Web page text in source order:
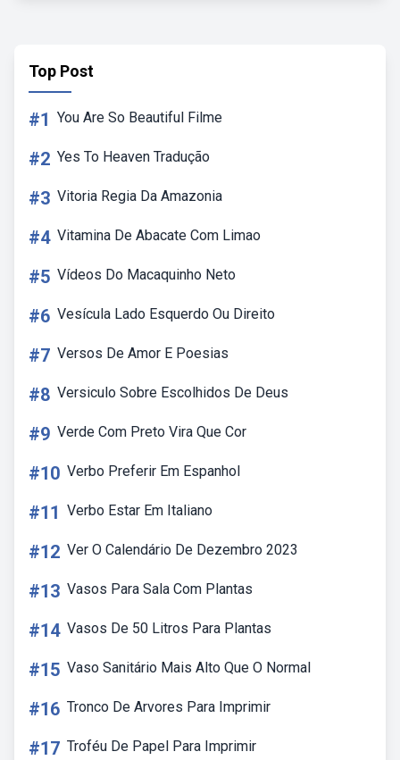
Top Post
#1 You Are So Beautiful Filme
#2 Yes To Heaven Tradução
#3 Vitoria Regia Da Amazonia
#4 Vitamina De Abacate Com Limao
#5 Vídeos Do Macaquinho Neto
#6 Vesícula Lado Esquerdo Ou Direito
#7 Versos De Amor E Poesias
#8 Versiculo Sobre Escolhidos De Deus
#9 Verde Com Preto Vira Que Cor
#10 Verbo Preferir Em Espanhol
#11 Verbo Estar Em Italiano
#12 Ver O Calendário De Dezembro 2023
#13 Vasos Para Sala Com Plantas
#14 Vasos De 50 Litros Para Plantas
#15 Vaso Sanitário Mais Alto Que O Normal
#16 Tronco De Arvores Para Imprimir
#17 Troféu De Papel Para Imprimir